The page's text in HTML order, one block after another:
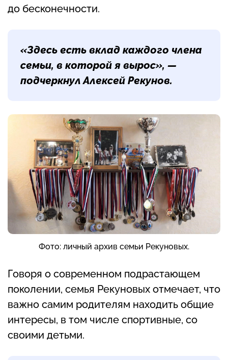
до бесконечности.
«Здесь есть вклад каждого члена
семьи, в которой я вырос», —
подчеркнул Алексей Рекунов.
Фото: личный архив семьи Рекуновых.
Говоря о современном подрастающем
поколении, семья Рекуновых отмечает, что
важно самим родителям находить общие
интересы, в том числе спортивные, со
своими детьми.